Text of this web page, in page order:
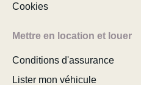
Cookies
Mettre en location et louer
Conditions d'assurance
Lister mon véhicule